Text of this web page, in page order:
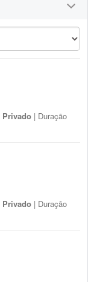
Privado | Duração
Privado | Duração